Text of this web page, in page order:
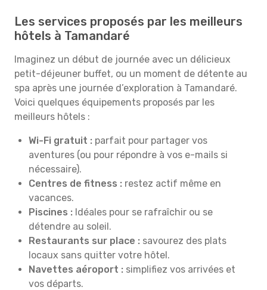
Les services proposés par les meilleurs
hôtels à Tamandaré
Imaginez un début de journée avec un délicieux
petit-déjeuner buffet, ou un moment de détente au
spa après une journée d’exploration à Tamandaré.
Voici quelques équipements proposés par les
meilleurs hôtels :
Wi-Fi gratuit : parfait pour partager vos
aventures (ou pour répondre à vos e-mails si
nécessaire).
Centres de fitness : restez actif même en
vacances.
Piscines : Idéales pour se rafraîchir ou se
détendre au soleil.
Restaurants sur place : savourez des plats
locaux sans quitter votre hôtel.
Navettes aéroport : simplifiez vos arrivées et
vos départs.